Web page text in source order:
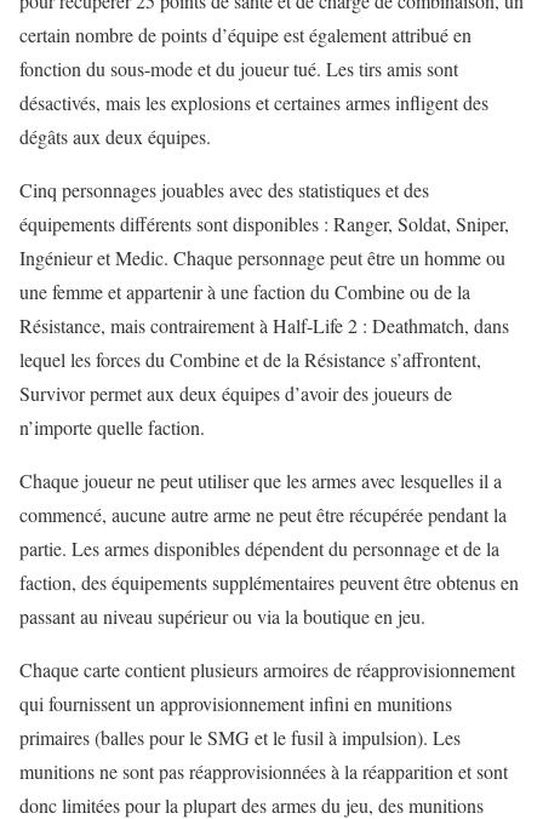
certain nombre de points d’équipe est également attribué en
fonction du sous-mode et du joueur tué. Les tirs amis sont
désactivés, mais les explosions et certaines armes infligent des
dégâts aux deux équipes.
Cinq personnages jouables avec des statistiques et des
équipements différents sont disponibles : Ranger, Soldat, Sniper,
Ingénieur et Medic. Chaque personnage peut être un homme ou
une femme et appartenir à une faction du Combine ou de la
Résistance, mais contrairement à Half-Life 2 : Deathmatch, dans
lequel les forces du Combine et de la Résistance s’affrontent,
Survivor permet aux deux équipes d’avoir des joueurs de
n’importe quelle faction.
Chaque joueur ne peut utiliser que les armes avec lesquelles il a
commencé, aucune autre arme ne peut être récupérée pendant la
partie. Les armes disponibles dépendent du personnage et de la
faction, des équipements supplémentaires peuvent être obtenus en
passant au niveau supérieur ou via la boutique en jeu.
Chaque carte contient plusieurs armoires de réapprovisionnement
qui fournissent un approvisionnement infini en munitions
primaires (balles pour le SMG et le fusil à impulsion). Les
munitions ne sont pas réapprovisionnées à la réapparition et sont
donc limitées pour la plupart des armes du jeu, des munitions